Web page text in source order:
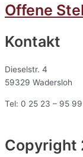
Offene
Kontakt
Dieselstr. 4
59329 Wadersloh
Tel: 0 25 23 – 95
Copyright